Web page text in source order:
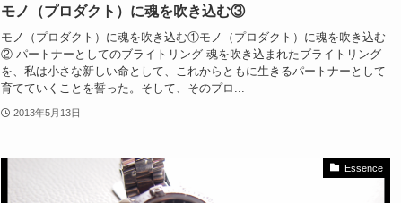
モノ（プロダクト）に魂を吹き込む③
モノ（プロダクト）に魂を吹き込む①モノ（プロダクト）に魂を吹き込む
② パートナーとしてのブライトリング 魂を吹き込まれたブライトリング
を、私は小さな新しい命として、これからともに生きるパートナーとして
育てていくことを誓った。そして、そのプロ...
2013年5月13日
Essence